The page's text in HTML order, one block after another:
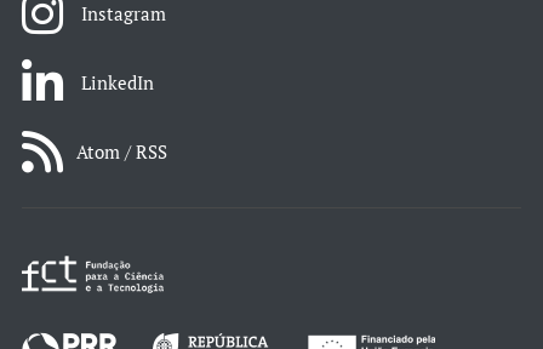
Instagram
LinkedIn
Atom / RSS